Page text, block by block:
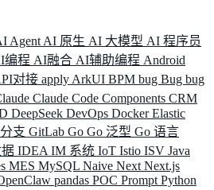
Agent AI 原生 AI 大模型 AI 程序员
编程 AI融合 AI辅助编程 Android
对接 apply ArkUI BPM bug Bug bug
Claude Code Components CRM
DeepSeek DevOps DockerElastic
支 GitLab Go Go 泛型 Go 语言
IDEA IM 系统 IoT Istio ISV Java
MES MySQL Naive Next Next.js
pandas POC Prompt Python